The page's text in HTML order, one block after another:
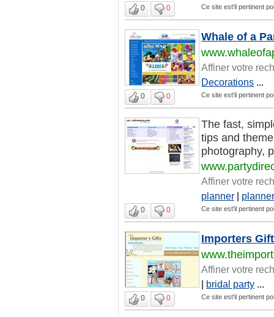
0 0 Ce site est'il pertinent
Whale of a
Affiner votre
Decorations ...
0 0 Ce site est'il pertinent
The fast,
tips and
photography,
Affiner votre
planner |
0 0 Ce site est'il pertinent
Importers
Affiner votre
| bridal party ...
0 0 Ce site est'il pertinent